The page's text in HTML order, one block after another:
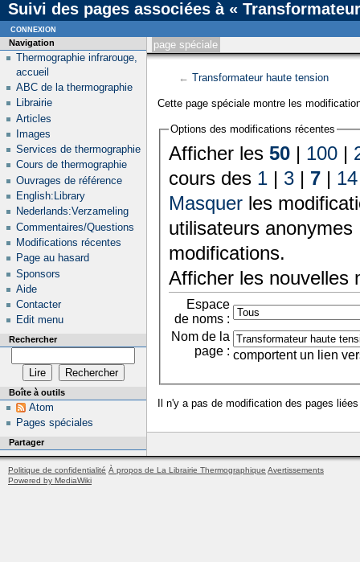
Suivi des pages associées à «
page spéciale
← Transformateur haute tension
Cette page spéciale montre les
Options des modifications récentes
Afficher les 50| 100|
cours des 1| 3| 7| 14
Masquerles
utilisateurs
modifications.
Afficher les nouvelles
Espace
de noms :
Nom de la
page : comportent un lien
Il n'y a pas de modification des pages
Navigation
Thermographie infrarouge,
accueil
ABC de la thermographie
Librairie
Articles
Images
Services de thermographie
Cours de thermographie
Ouvrages de référence
English:Library
Nederlands:Verzameling
Commentaires/Questions
Modifications récentes
Page au hasard
Sponsors
Aide
Contacter
Edit menu
Rechercher
Boîte à outils
Atom
Pages spéciales
Partager
connexion
Politique de confidentialité À propos de La Librairie Thermographique Avertissements
Powered by MediaWiki